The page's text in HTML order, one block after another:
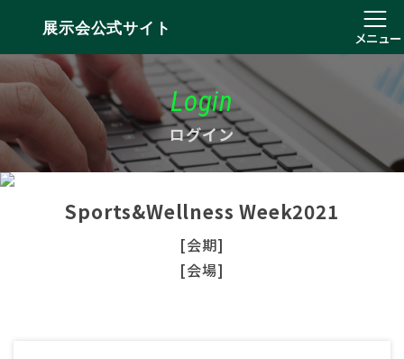
展示会公式サイト
メニュー
Login
ログイン
Sports&Wellness Week2021
[会期]
[会場]